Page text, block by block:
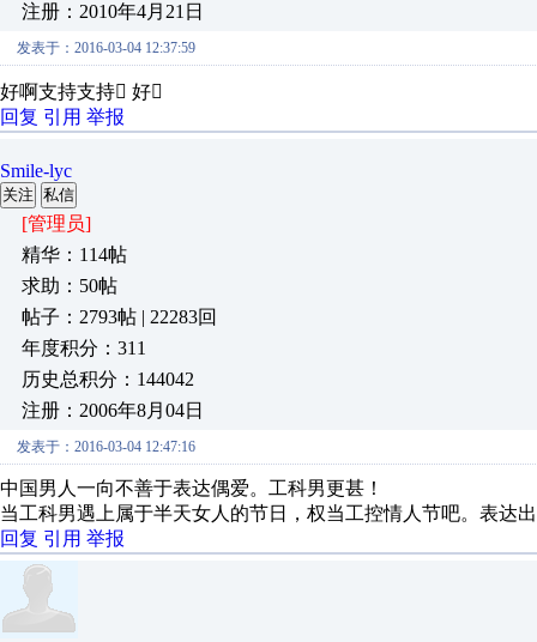
注册：2010年4月21日
发表于：2016-03-04 12:37:59
好啊支持支持 好
回复 引用 举报
Smile-lyc
关注 私信
[管理员]
精华：114帖
求助：50帖
帖子：2793帖 | 22283回
年度积分：311
历史总积分：144042
注册：2006年8月04日
发表于：2016-03-04 12:47:16
中国男人一向不善于表达偶爱。工科男更甚！
当工科男遇上属于半天女人的节日，权当工控情人节吧。表达
回复 引用 举报